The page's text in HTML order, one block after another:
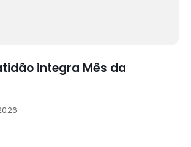
integra Mês da